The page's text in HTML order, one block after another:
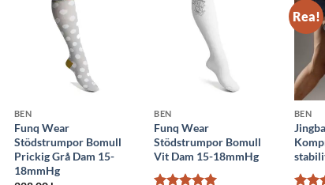
BEN
Funq Wear
Stödstrumpor Bomull
Prickig Grå Dam 15-
18mmHg
BEN
Funq Wear
Stödstrumpor Bomull
Vit Dam 15-18mmHg
Rea!
BEN